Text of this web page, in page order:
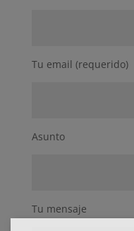
Tu email (requerido)
Asunto
Tu mensaje